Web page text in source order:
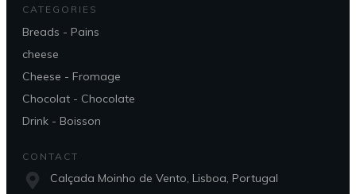
CATEGORIES
Breads - Pains
cheese
Cheese - Fromage
Chocolat - Chocolate
Drink - Boisson
CONTACT
Calçada Moinho de Vento, Lisboa, Portugal